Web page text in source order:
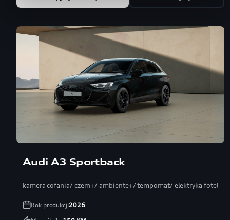
Audi A3 Sportback
kamera cofania/ czern+/ ambiente+/ tempomat/ elektryka fotel
Rok produkcji2026